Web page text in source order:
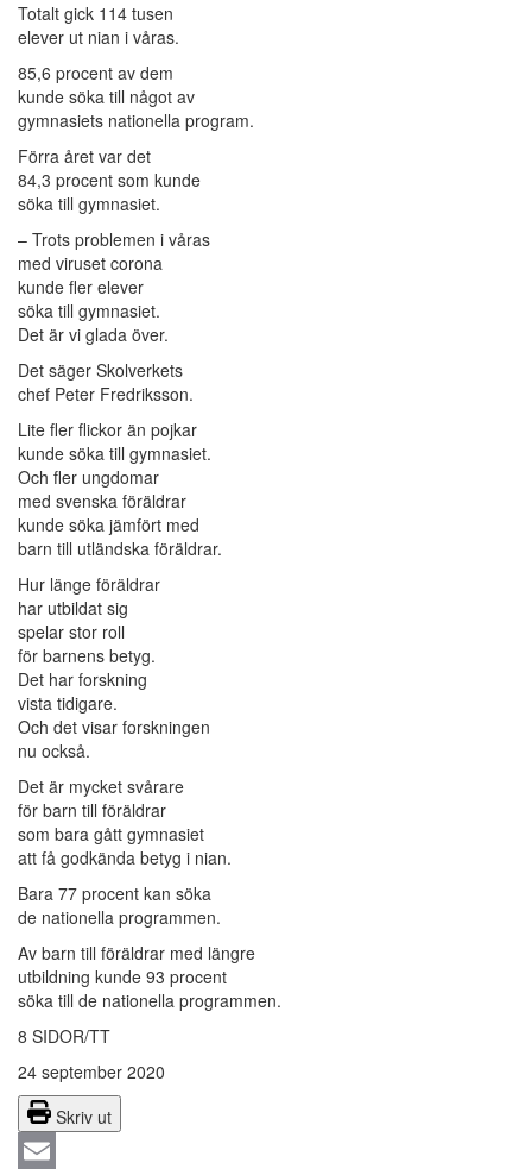
Totalt gick 114 tusen
elever ut nian i våras.
85,6 procent av dem
kunde söka till något av
gymnasiets nationella program.
Förra året var det
84,3 procent som kunde
söka till gymnasiet.
– Trots problemen i våras
med viruset corona
kunde fler elever
söka till gymnasiet.
Det är vi glada över.
Det säger Skolverkets
chef Peter Fredriksson.
Lite fler flickor än pojkar
kunde söka till gymnasiet.
Och fler ungdomar
med svenska föräldrar
kunde söka jämfört med
barn till utländska föräldrar.
Hur länge föräldrar
har utbildat sig
spelar stor roll
för barnens betyg.
Det har forskning
vista tidigare.
Och det visar forskningen
nu också.
Det är mycket svårare
för barn till föräldrar
som bara gått gymnasiet
att få godkända betyg i nian.
Bara 77 procent kan söka
de nationella programmen.
Av barn till föräldrar med längre
utbildning kunde 93 procent
söka till de nationella programmen.
8 SIDOR/TT
24 september 2020
Skriv ut